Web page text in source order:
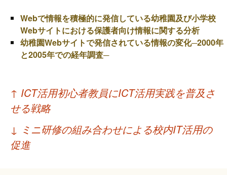
Webで情報を積極的に発信している幼稚園及び小学校
Webサイトにおける保護者向け情報に関する分析
幼稚園Webサイトで発信されている情報の変化─2000年
と2005年での経年調査─
投
稿
ナ
ビ
↑ ICT活用初心者教員にICT活用実践を普及さ
せる戦略
↓ ミニ研修の組み合わせによる校内IT活用の
促進